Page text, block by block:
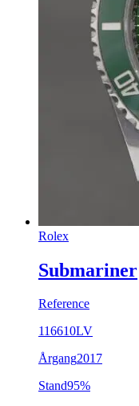
Rolex
Submariner
Reference
116610LV
Årgang2017
Stand95%